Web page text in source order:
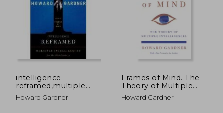
intelligence
reframed,multiple
intelligences for the
21st century
Howard Gardner
Frames of Mind. The
Theory of Multiple
Intelligences
Howard Gardner